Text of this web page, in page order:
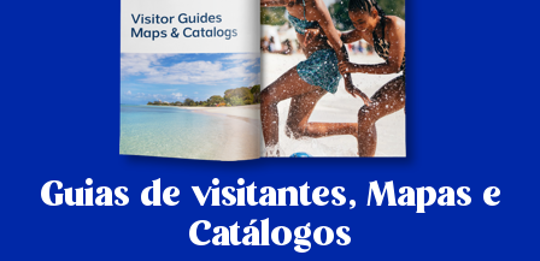
Guias de visitantes, Mapas e
Catálogos